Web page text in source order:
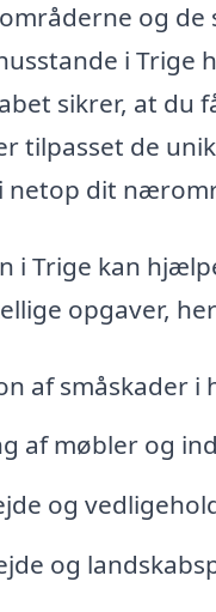
og de
i Trige
sikrer, at du
tilpasset de
netop dit
i Trige kan
opgaver,
af småskader i
af møbler og
og
og